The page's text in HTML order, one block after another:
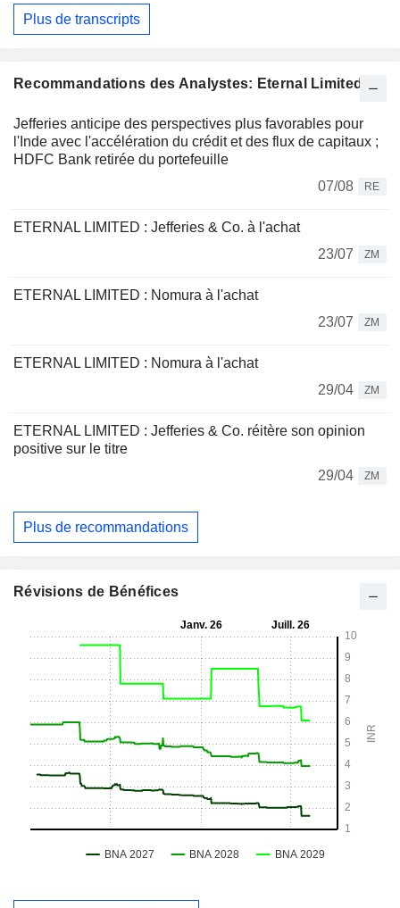
Plus de transcripts
Recommandations des Analystes: Eternal Limited
Jefferies anticipe des perspectives plus favorables pour
l'Inde avec l'accélération du crédit et des flux de capitaux ;
HDFC Bank retirée du portefeuille
07/08
RE
ETERNAL LIMITED : Jefferies & Co. à l'achat
23/07
ZM
ETERNAL LIMITED : Nomura à l'achat
23/07
ZM
ETERNAL LIMITED : Nomura à l'achat
29/04
ZM
ETERNAL LIMITED : Jefferies & Co. réitère son opinion
positive sur le titre
29/04
ZM
Plus de recommandations
Révisions de Bénéfices